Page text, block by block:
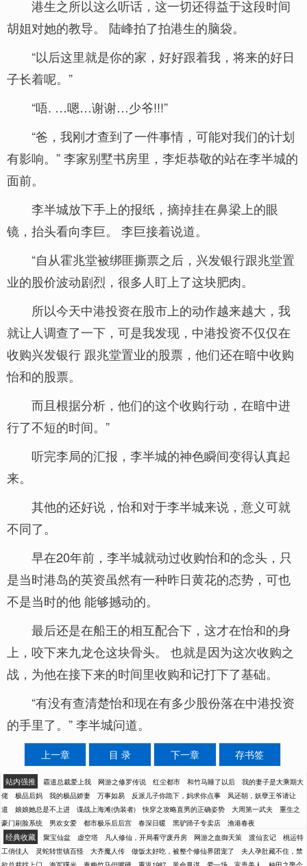
港生之所以这么听话，这一切还得益于这段时间
胡姐对她的教导。 陆峰拍了拍港生的脑袋。
“以后这里就是你的家，好好跟着我，将来的好日
子长着呢。”
“唔. …嗯…谢谢…少爷!!!”
“爸，我刚才查到了一件事情，可能对我们的计划
有影响。” 李家别墅书房里，李炬恭敬的站在李半城的
面前。
李半城放下手上的报纸，摘掉挂在鼻梁上的眼
镜，抬头看向李巨。 李巨接着说道。
“自从霍兆堂被绑匪撕票之后，兴发银行跟兆堂置
业的股价波动剧烈，很多人盯上了这块肥肉。
所以今天中港投资在股市上的动作越来越大，我
就让人调查了一下，可是我发现，中港投资不仅仅在
收购兴发银行 跟兆堂置业的股票，他们还在暗中收购
怡和的股票。
而且根据分析，他们的这个收购行动，在暗中进
行了不短的时间。”
听完李局的汇报，李半城的神色瞬间变得认真起
来。
其他的还好说，怡和对于李半城来说，意义可就
不同了。
早在20年前，李半城就动过收购怡和的念头，只
是当时港岛的英资虽然有一种昨日黄花的态势，可也
不是当时的他 能够撼动的。
最后还是在船王的相互配合下，这才在怡和的身
上，咬下来九龙仓这块骨头。 也就是因为这次收购之
战，为他在接下来的时间里收购和记打下了基础。
“有没有查清楚怡和现在有多少股份落在中港投资
的手里了。” 李半城问道。
上一章 目 录 下一章 存书签
站内强推 霸道总裁爱上我 网游之修罗传说 红尘都市 和竹马睡了以后
我的妻子是大乘期大
佬
极品后妈 我的极品娇妻 万事如易 反派儿子你跪下，妈求你点事
凤还朝，妖孽王爷请让
道
娘娘她总是不上进 谍战上海滩(伪装者) 快穿之攻略直男的正确姿势 大周第一武夫
重生之
豪门刷脸系统
男欢女爱 都市极乐后后宫 春深日暖 黑驴蹄子专卖店 渔港春夜
经典收藏 聚宝仙盆 虚空塔 凡人修仙，开局看守废丹房 网游之血御天策 渡仙玄记
桃运特
工俏佳人
灵蛇转世镇百怪 大齐魔人传 做饭太好吃，被整个修仙界团宠了
夫人孕肚藏不住，禁